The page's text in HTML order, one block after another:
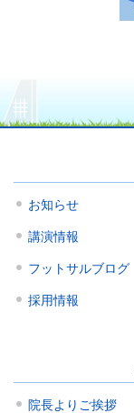
お知らせ
講演情報
フットサルブログ
採用情報
院長よりご挨拶